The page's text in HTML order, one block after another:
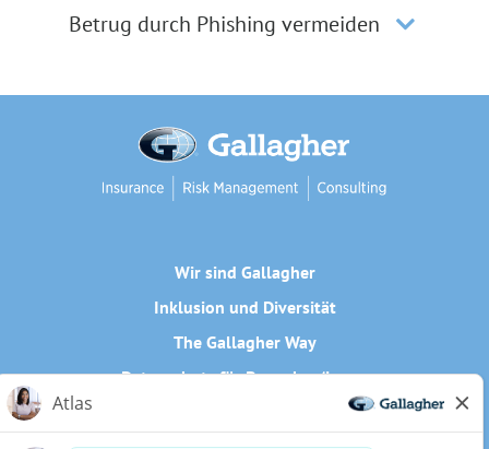
Betrug durch Phishing vermeiden
Wir sind Gallagher
Inklusion und Diversität
The Gallagher Way
Datenschutz für Bewerber/innen